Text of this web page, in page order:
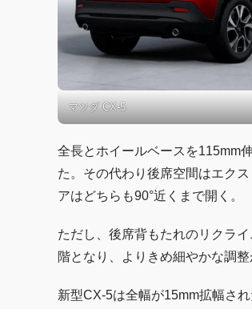
マツダ CX-5
全長とホイールベースを115mm
た。その代わり後席空間はエク
アはどちらも90°近くまで開く。
ただし、後席背もたれのリクラ
階となり、よりきめ細やかな調整
新型CX-5は全幅が15mm拡幅さ